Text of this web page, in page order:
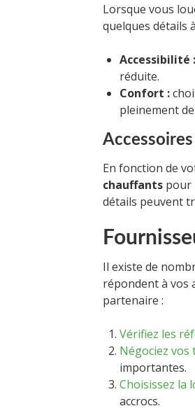
Lorsque vous
quelques détails
Accessibilité :
réduite.
Confort :
pleinement
En fonction de
chauffants pour
détails peuvent
Il existe de
répondent à vos
partenaire :
Vérifiez les
Négociez vos
importantes.
Choisissez la
accrocs.